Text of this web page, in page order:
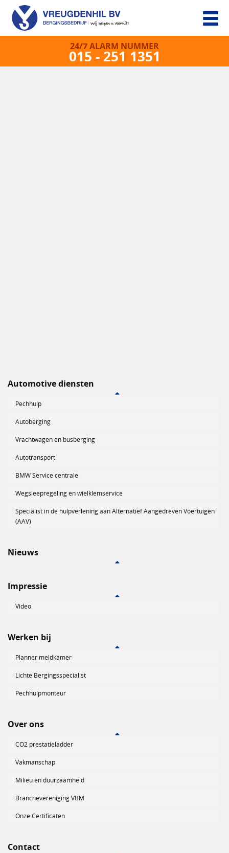
24/7 ALARM NUMMER
015 - 251 1351
Automotive diensten
Pechhulp
Autoberging
Vrachtwagen en busberging
Autotransport
BMW Service centrale
Wegsleepregeling en wielklemservice
Specialist in de hulpverlening aan Alternatief Aangedreven Voertuigen
(AAV)
Nieuws
Impressie
Video
Werken bij
Planner meldkamer
Lichte Bergingsspecialist
Pechhulpmonteur
Over ons
CO2 prestatieladder
Vakmanschap
Milieu en duurzaamheid
Branchevereniging VBM
Onze Certificaten
Contact